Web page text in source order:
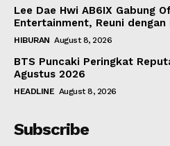
Lee Dae Hwi AB6IX Gabung
Entertainment, Reuni dengan
HIBURAN August 8, 2026
BTS Puncaki Peringkat
Agustus 2026
HEADLINE August 8, 2026
Subscribe